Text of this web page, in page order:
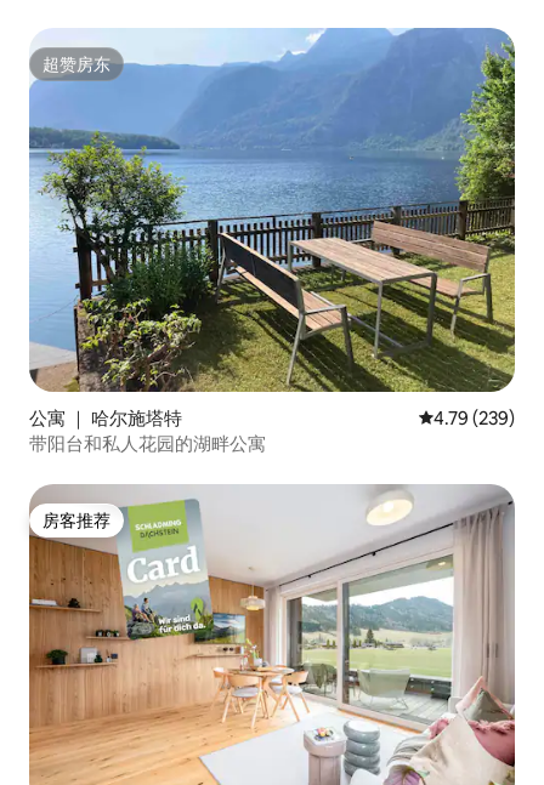
超赞房东
超赞房东
公寓 ｜ 哈尔施塔特 平均评分 4.79
4.79 (239)
带阳台和私人花园的湖畔公寓
房客推荐
房客推荐